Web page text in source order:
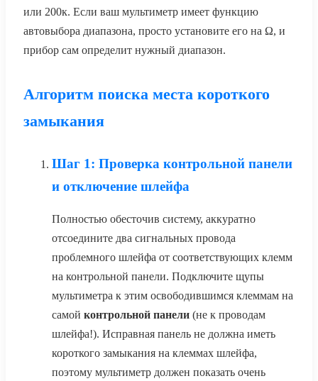
или 200к. Если ваш мультиметр имеет функцию
автовыбора диапазона, просто установите его на Ω, и
прибор сам определит нужный диапазон.
Алгоритм поиска места короткого
замыкания
Шаг 1: Проверка контрольной панели
и отключение шлейфа
Полностью обесточив систему, аккуратно
отсоедините два сигнальных провода
проблемного шлейфа от соответствующих клемм
на контрольной панели. Подключите щупы
мультиметра к этим освободившимся клеммам на
самой контрольной панели (не к проводам
шлейфа!). Исправная панель не должна иметь
короткого замыкания на клеммах шлейфа,
поэтому мультиметр должен показать очень